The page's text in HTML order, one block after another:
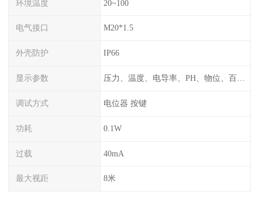
环境温度 20~100
电气接口 M20*1.5
外壳防护 IP66
显示参数 压力、温度、电导率、PH、物位、百分比率
调试方式 电位器 按键
功耗 0.1W
过载 40mA
最大视距 8米